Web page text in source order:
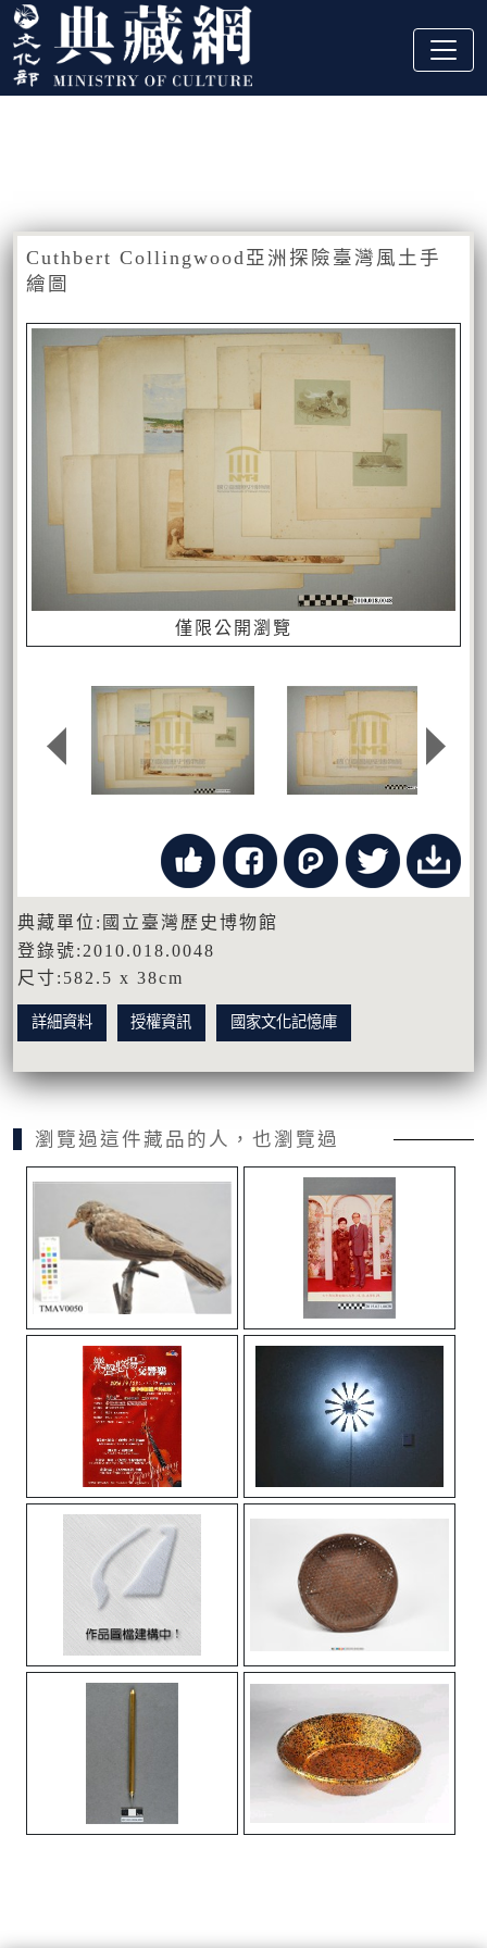
跳到主要內容
:::
Cuthbert Collingwood亞洲探險臺灣風土手
繪圖
僅限公開瀏覽
典藏單位:國立臺灣歷史博物館
登錄號:2010.018.0048
尺寸:582.5 x 38cm
詳細資料 授權資訊 國家文化記憶庫
瀏覽過這件藏品的人，也瀏覽過